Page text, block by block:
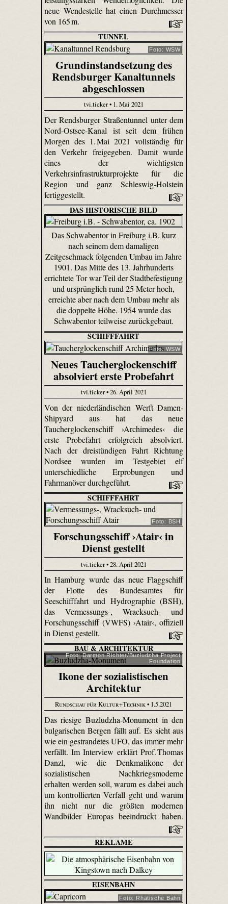
neue Wendestelle hat einen Durchmesser
von 165 m.
TUNNEL
Foto: WSW
Grundinstandsetzung des
Rendsburger Kanaltunnels
abgeschlossen
tvi.ticker • 1. Mai 2021
Der Rendsburger Straßentunnel unter dem
Nord-Ostsee-Kanal ist seit dem frühen
Morgen des 1. Mai 2021 vollständig für
den Verkehr freigegeben. Damit wurde
eines der wichtigsten
Verkehrsinfrastrukturprojekte für die
Region und ganz Schleswig-Holstein
fertiggestellt.
DAS HISTORISCHE BILD
Das Schwabentor in Freiburg i.B. kurz
nach seinem dem damaligen
Zeitgeschmack folgenden Umbau im Jahre
1901. Das Mitte des 13. Jahrhunderts
errichtete Tor war Teil der Stadtbefestigung
und ursprünglich rund 25 Meter hoch,
erreichte aber nach dem Umbau mehr als
die doppelte Höhe. 1954 wurde das
Schwabentor teilweise zurückgebaut.
SCHIFFFAHRT
Foto: WSW
Neues Taucherglockenschiff
absolviert erste Probefahrt
tvi.ticker • 26. April 2021
Von der niederländischen Werft Damen-
Shipyard aus hat das neue
Taucherglockenschiff ›Archimedes‹ die
erste Probefahrt erfolgreich absolviert.
Nach der dreistündigen Fahrt Richtung
Nordsee wurden im Testgebiet elf
unterschiedliche Erprobungen und
Fahrmanöver durchgeführt.
SCHIFFFAHRT
Foto: BSH
Forschungsschiff ›Atair‹ in
Dienst gestellt
tvi.ticker • 28. April 2021
In Hamburg wurde das neue Flaggschiff
der Flotte des Bundesamtes für
Seeschifffahrt und Hydrographie (BSH),
das Vermessungs-, Wracksuch- und
Forschungsschiff (VWFS) ›Atair‹, offiziell
in Dienst gestellt.
BAU & ARCHITEKTUR
Foto: Darmon Richter/Buzludzha Project
Foundation
Ikone der sozialistischen
Architektur
Rundschau für Kultur+Technik• 1.5.2021
Das riesige Buzludzha-Monument in den
bulgarischen Bergen fällt auf. Es sieht aus
wie ein gestrandetes UFO, das immer mehr
verfällt. Im Interview erklärt Prof. Thomas
Danzl, wie die Denkmalikone der
sozialistischen Nachkriegsmoderne
erhalten werden soll, warum es dabei auch
um kontrollierten Verfall geht und warum
ihn nicht nur die größten modernen
Wandbilder Europas beeindruckt haben.
REKLAME
EISENBAHN
Foto: Rhätische Bahn